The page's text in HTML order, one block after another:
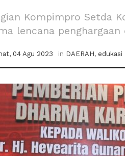
Kompimpro Setda
lencana penghargaan
04 Agu 2023 in DAERAH, edukasi